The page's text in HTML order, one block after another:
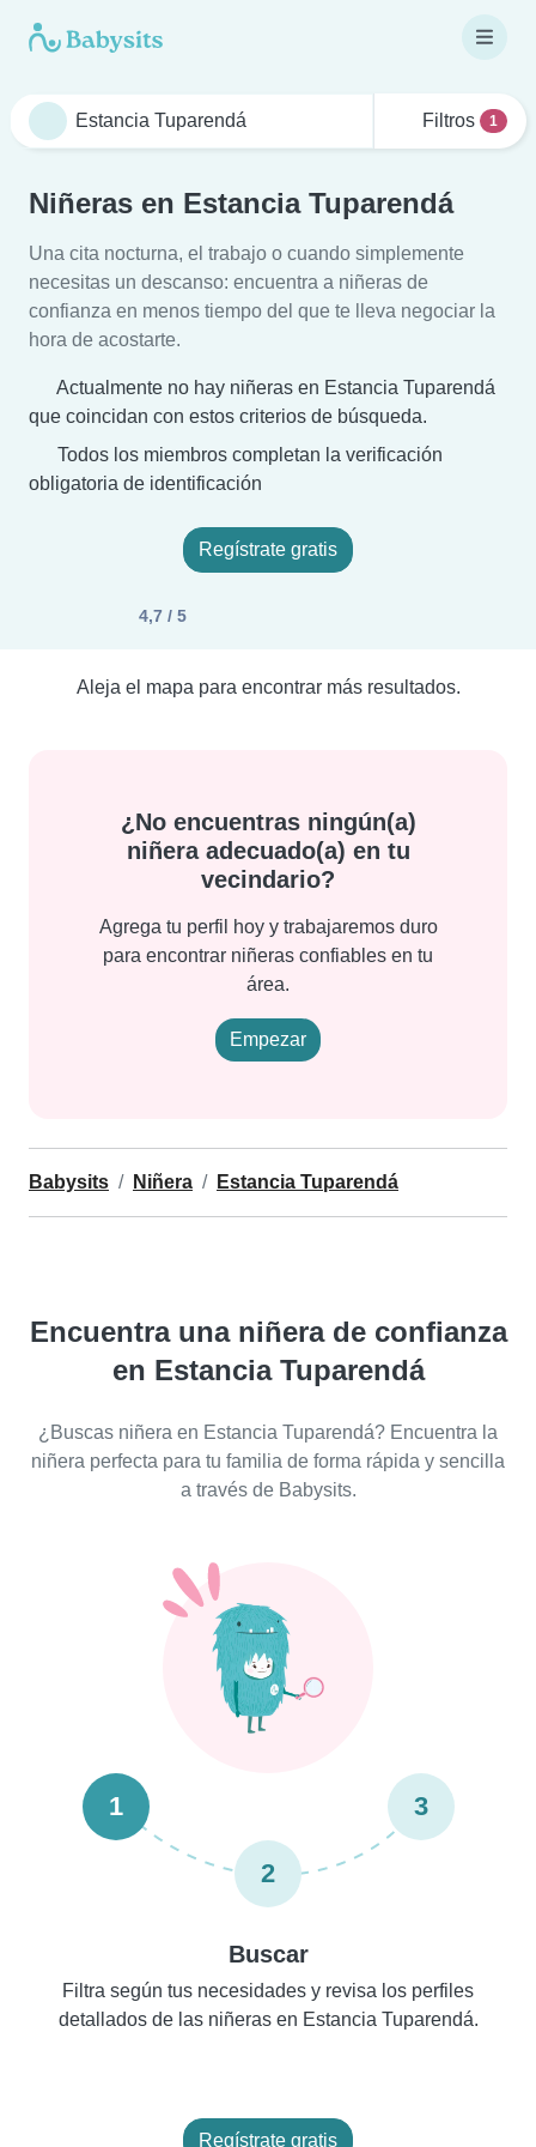
Filtros 1
Niñeras en Estancia Tuparendá
Una cita nocturna, el trabajo o cuando simplemente
necesitas un descanso: encuentra a niñeras de
confianza en menos tiempo del que te lleva negociar la
hora de acostarte.
Actualmente no hay niñeras en Estancia Tuparendá
que coincidan con estos criterios de búsqueda.
Todos los miembros completan la verificación
obligatoria de identificación
Regístrate gratis
4,7 / 5
Aleja el mapa para encontrar más resultados.
¿No encuentras ningún(a)
niñera adecuado(a) en tu
vecindario?
Agrega tu perfil hoy y trabajaremos duro
para encontrar niñeras confiables en tu
área.
Empezar
Babysits Niñera Estancia Tuparendá
Encuentra una niñera de confianza
en Estancia Tuparendá
¿Buscas niñera en Estancia Tuparendá? Encuentra la
niñera perfecta para tu familia de forma rápida y sencilla
a través de Babysits.
1
2
3
Buscar
Filtra según tus necesidades y revisa los perfiles
detallados de las niñeras en Estancia Tuparendá.
Regístrate gratis